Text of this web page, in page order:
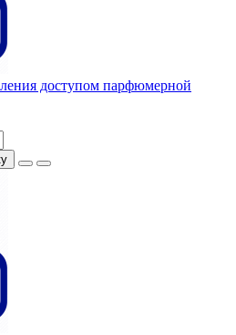
доступом парфюмерной